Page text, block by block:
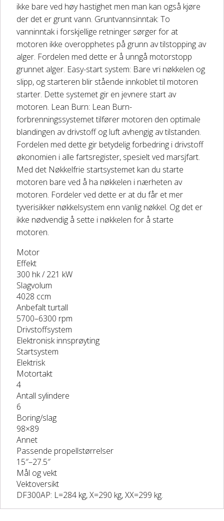
ikke bare ved høy hastighet men man kan også kjøre
der det er grunt vann. Gruntvannsinntak: To
vanninntak i forskjellige retninger sørger for at
motoren ikke overopphetes på grunn av tilstopping av
alger. Fordelen med dette er å unngå motorstopp
grunnet alger. Easy-start system: Bare vri nøkkelen og
slipp, og starteren blir stående innkoblet til motoren
starter. Dette systemet gir en jevnere start av
motoren. Lean Burn: Lean Burn-
forbrenningssystemet tilfører motoren den optimale
blandingen av drivstoff og luft avhengig av tilstanden.
Fordelen med dette gir betydelig forbedring i drivstoff
økonomien i alle fartsregister, spesielt ved marsjfart.
Med det Nøkkelfrie startsystemet kan du starte
motoren bare ved å ha nøkkelen i nærheten av
motoren. Fordeler ved dette er at du får et mer
tyverisikker nøkkelsystem enn vanlig nøkkel. Og det er
ikke nødvendig å sette i nøkkelen for å starte
motoren.
Motor
Effekt
300 hk / 221 kW
Slagvolum
4028 ccm
Anbefalt turtall
5700–6300 rpm
Drivstoffsystem
Elektronisk innsprøyting
Startsystem
Elektrisk
Motortakt
4
Antall sylindere
6
Boring/slag
98×89
Annet
Passende propellstørrelser
15″–27.5″
Mål og vekt
Vektoversikt
DF300AP: L=284 kg, X=290 kg, XX=299 kg.